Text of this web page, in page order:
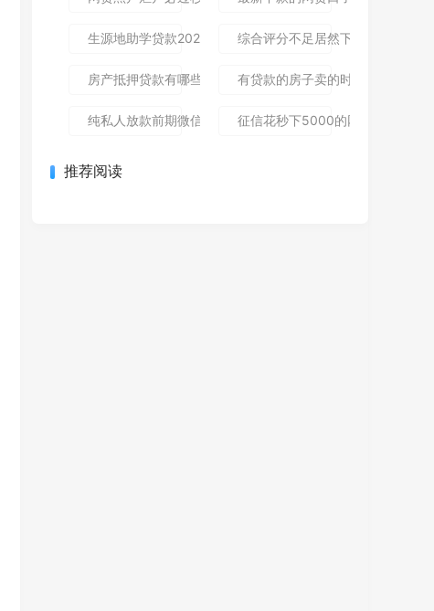
生源地助学贷款2025年发放时间及到账流程详解
综合评分不足居然下款了,简单汇
房产抵押贷款有哪些风险？一文讲清所有风险点，新手办理
有贷款的房子卖的时候贷款怎么
纯私人放款前期微信私人贷,为您介绍5款包下款的黑户口子
征信花秒下5000的网贷哪个还能
推荐阅读